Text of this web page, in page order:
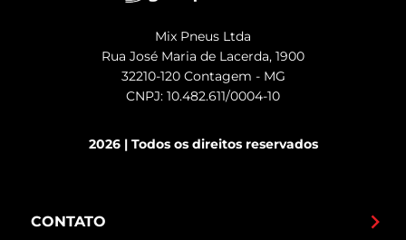
Mix Pneus Ltda
Rua José Maria de Lacerda, 1900
32210-120 Contagem - MG
CNPJ: 10.482.611/0004-10
2026 | Todos os direitos reservados
CONTATO